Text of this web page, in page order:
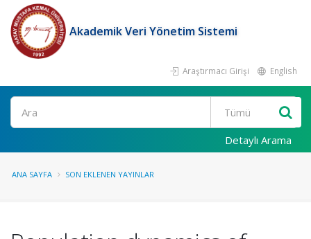
Akademik Veri Yönetim Sistemi
Araştırmacı Girişi English
Ara
Detaylı Arama
ANA SAYFA SON EKLENEN YAYINLAR